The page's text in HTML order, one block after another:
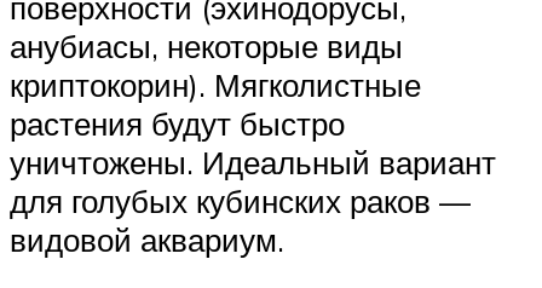
анубиасы, некоторые виды
криптокорин). Мягколистные
растения будут быстро
уничтожены. Идеальный вариант
для голубых кубинских раков —
видовой аквариум.